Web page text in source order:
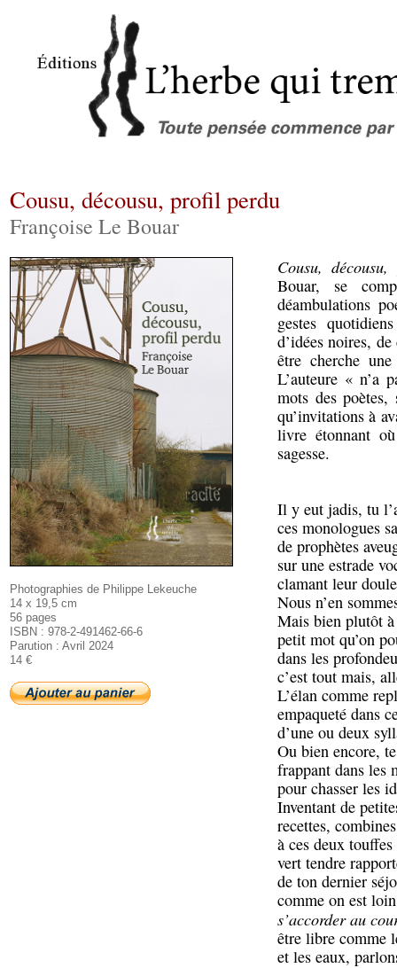
Cousu, décousu, profil perdu
Françoise Le Bouar
Photographies de Philippe Lekeuche
14 x 19,5 cm
56 pages
ISBN : 978-2-491462-66-6
Parution : Avril 2024
14 €
Cousu,
Bouar, se
déambulations
gestes
d’idées noires,
être cherche
L’auteure « n’a
mots des
qu’invitations à
livre étonnant
sagesse.
Il y eut jadis, tu
ces monologues
de prophètes
sur une estrade
clamant leur
Nous n’en
Mais bien plutôt
petit mot qu’on
dans les
c’est tout mais,
L’élan comme
empaqueté dans
d’une ou deux
Ou bien encore,
frappant dans les
pour chasser les
Inventant de
recettes,
à ces deux
vert tendre
de ton dernier
comme on est
s’accorder au
être libre comme
et les eaux,